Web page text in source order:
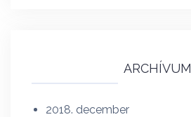
ARCHÍVUM
2018. december